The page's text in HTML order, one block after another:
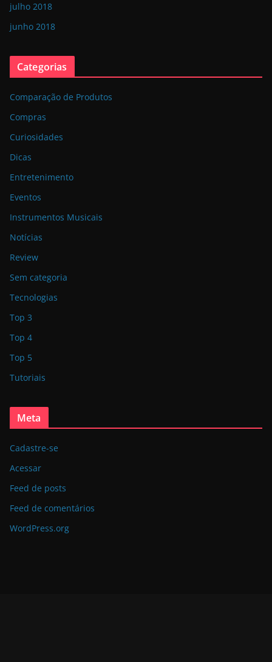
julho 2018
junho 2018
Categorias
Comparação de Produtos
Compras
Curiosidades
Dicas
Entretenimento
Eventos
Instrumentos Musicais
Notícias
Review
Sem categoria
Tecnologias
Top 3
Top 4
Top 5
Tutoriais
Meta
Cadastre-se
Acessar
Feed de posts
Feed de comentários
WordPress.org